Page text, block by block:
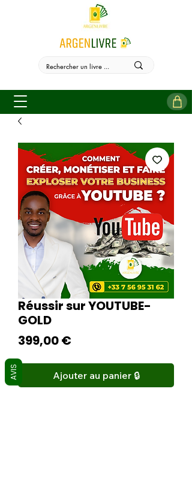
Réussir sur YOUTUBE-
GOLD
399,00 €Prix
Ajouter au panier 🔒
AVIS